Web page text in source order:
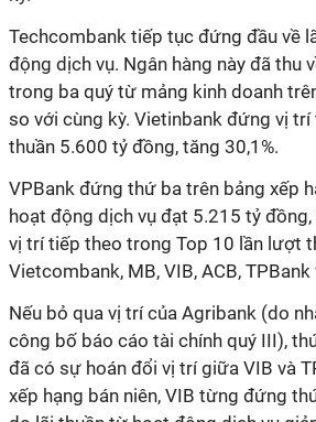
Techcombank tiếp tục đứng đầu về
động dịch vụ. Ngân hàng này đã thu
trong ba quý từ mảng kinh doanh
so với cùng kỳ. Vietinbank đứng vị trí
thuần 5.600 tỷ đồng, tăng 30,1%.
VPBank đứng thứ ba trên bảng xếp
hoạt động dịch vụ đạt 5.215 tỷ
vị trí tiếp theo trong Top 10 lần lượt
Vietcombank, MB, VIB, ACB,
Nếu bỏ qua vị trí của Agribank (do
công bố báo cáo tài chính quý III),
đã có sự hoán đổi vị trí giữa VIB và
xếp hạng bán niên, VIB từng đứng